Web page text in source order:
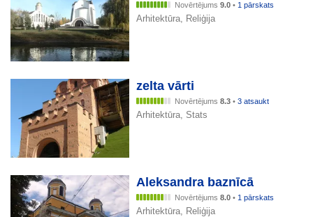
Novērtējums 9.0 • 1 pārskats
Arhitektūra, Reliģija
zelta vārti
Novērtējums 8.3 • 3 atsaukt
Arhitektūra, Stats
Aleksandra baznīcā
Novērtējums 8.0 • 1 pārskats
Arhitektūra, Reliģija